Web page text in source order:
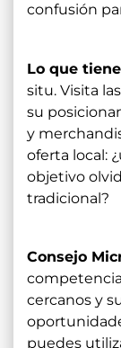
confusión
Lo que
situ. Visita
su
y
oferta local:
objetivo
tradicional?
Consejo
cercanos y
puedes